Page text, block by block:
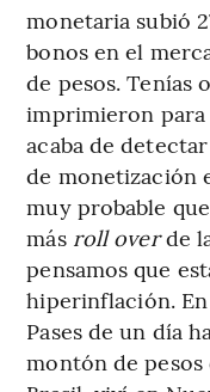
monetaria subió
bonos en el
de pesos. Tenías
imprimieron para
acaba de
de monetización
muy probable
más roll overde
pensamos que
hiperinflación.
Pases de un día
montón de pesos